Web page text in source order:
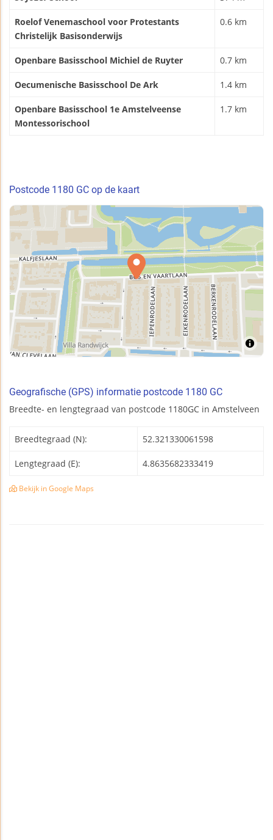
Roelof Venemaschool voor Protestants
Christelijk Basisonderwijs
0.6 km
Openbare Basisschool Michiel de Ruyter 0.7 km
Oecumenische Basisschool De Ark 1.4 km
Openbare Basisschool 1e Amstelveense
Montessorischool
1.7 km
Postcode 1180 GC op de kaart
Geografische (GPS) informatie postcode 1180 GC
Breedte- en lengtegraad van postcode 1180GC in Amstelveen
Breedtegraad (N): 52.321330061598
Lengtegraad (E): 4.8635682333419
Bekijk in Google Maps